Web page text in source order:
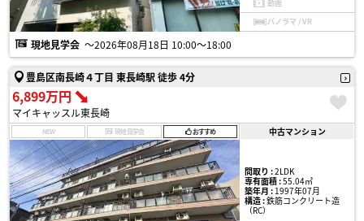
動画
パノラマ / VR
現地見学会 〜2026年08月18日 10:00〜18:00
豊島区南長崎４丁目 東長崎駅 徒歩 4分
6,899万円
マイキャッスル東長崎
NEW 現地見学会 おすすめ 中古マンション
間取り :2LDK
専有面積 :55.04㎡
築年月 :1997年07月
構造 :鉄筋コンクリート造
（RC）